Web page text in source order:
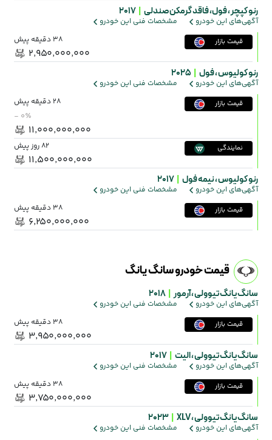
رنو کپچر ،فول، فاقد گرمکن صندلی 2017
آگهی‌های این خودرو مشخصات فنی این خودرو
قیمت بازار 38 دقیقه پیش
۲٬۹۵۰٬۰۰۰٬۰۰۰
رنو کولیوس ،فول 2025
آگهی‌های این خودرو مشخصات فنی این خودرو
قیمت بازار 28 دقیقه پیش
- ۰٪
۱۱٬۰۰۰٬۰۰۰٬۰۰۰
نمایندگی 82 روز پیش
۱۱٬۵۰۰٬۰۰۰٬۰۰۰
رنو کولیوس ،نیمه فول 2017
آگهی‌های این خودرو مشخصات فنی این خودرو
قیمت بازار 38 دقیقه پیش
۶٬۲۵۰٬۰۰۰٬۰۰۰
قیمت خودرو سانگ یانگ
سانگ یانگ تیوولی ،آرمور 2018
آگهی‌های این خودرو مشخصات فنی این خودرو
قیمت بازار 38 دقیقه پیش
۳٬۹۵۰٬۰۰۰٬۰۰۰
سانگ یانگ تیوولی ،الیت 2017
آگهی‌های این خودرو مشخصات فنی این خودرو
قیمت بازار 38 دقیقه پیش
۳٬۷۵۰٬۰۰۰٬۰۰۰
سانگ یانگ تیوولی ،XLV
2023
آگهی‌های این خودرو مشخصات فنی این خودرو